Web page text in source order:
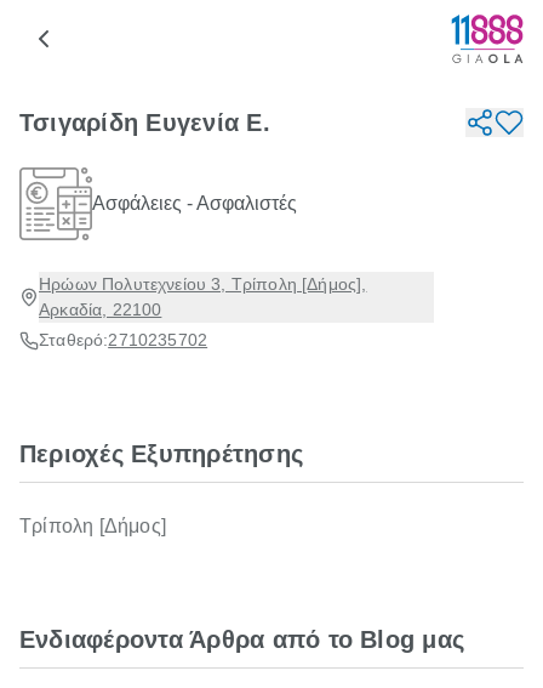
Τσιγαρίδη Ευγενία Ε.
Ασφάλειες - Ασφαλιστές
Ηρώων Πολυτεχνείου 3, Τρίπολη [Δήμος],
Αρκαδία, 22100
Σταθερό:2710235702
Περιοχές Εξυπηρέτησης
Τρίπολη [Δήμος]
Ενδιαφέροντα Άρθρα από το Blog μας